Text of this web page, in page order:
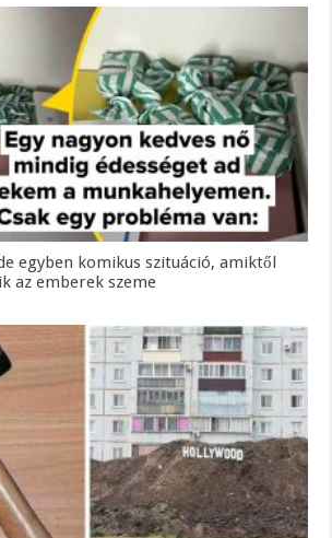
egyben komikus szituáció, amiktől
az emberek szeme